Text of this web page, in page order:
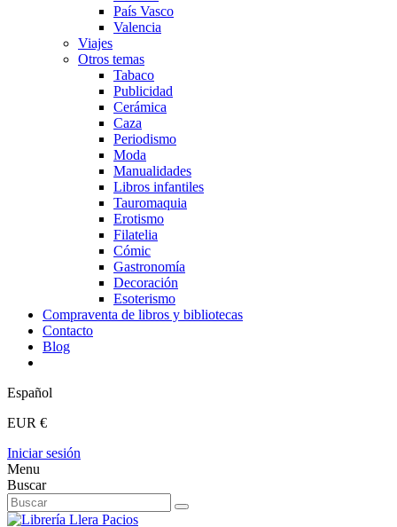
País Vasco
Valencia
Viajes
Otros temas
Tabaco
Publicidad
Cerámica
Caza
Periodismo
Moda
Manualidades
Libros infantiles
Tauromaquia
Erotismo
Filatelia
Cómic
Gastronomía
Decoración
Esoterismo
Compraventa de libros y bibliotecas
Contacto
Blog
Español
EUR €
Iniciar sesión
Menu
Buscar